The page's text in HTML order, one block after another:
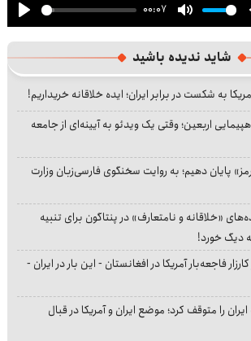
Play
00:07
Mute
شاید ندیده باشید
به شکست در برابر ایران؛ ایده خلاقانه خریداریم!
اربعین؛ وقتی یک ویدئو به آیینه‌ای از جامعه
پایان دهیم؛ به روایت سخنگوی فارسی‌زبان وزارت
«خلاقانه و نامتعارف» در پنتاگون برای تنبیه
دیگ خورد!
فاجعه‌بار آمریکا در افغانستان - این بار در ایران -
را متوقف کرد؛ موضع ایران و آمریکا در قبال